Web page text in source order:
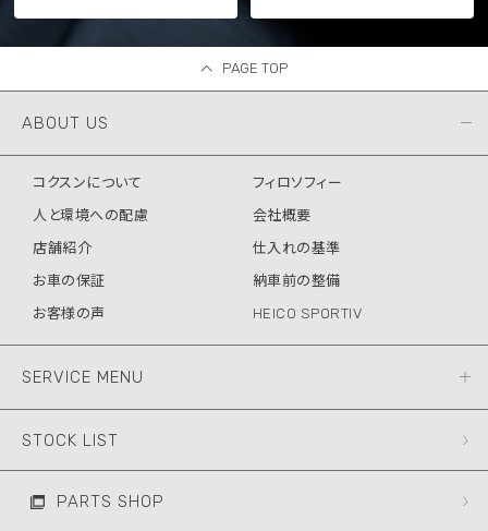
PAGE TOP
ABOUT US
コクスンについて
フィロソフィー
人と環境への配慮
会社概要
店舗紹介
仕入れの基準
お車の保証
納車前の整備
お客様の声
HEICO SPORTIV
SERVICE MENU
STOCK LIST
PARTS SHOP